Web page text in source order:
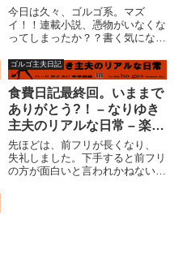
今日は久々、ゴルゴ系。マズ
イ！！連載小説、憑物がいなくな
ってしまったか？？書く気になれ
か？父の日のせいか？エプソムカ
ップ外れたせいか？筋肉痛の成
果？日焼けのせいだ。時代は梅雨
真っ盛り。じとじとじめじめはそ
れほど...
ゴルゴ主夫日記
食費日記最終回。いままで
ありがとう?！ – なりゆき
主夫のリアルな日常 – 楽天
ブログ（Blog）
先ほどは、前フリが長くなり、
失礼しました。下手すると前フリ
の方が面白いと言われかねない今